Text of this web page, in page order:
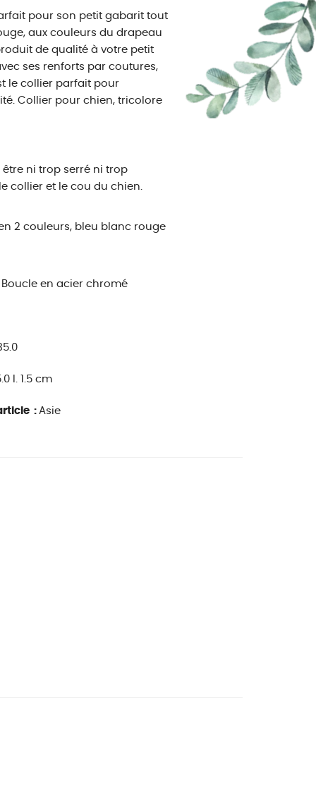
pour son petit gabarit tout
aux couleurs du drapeau
de qualité à votre petit
ses renforts par coutures,
le collier parfait pour
Collier pour chien, tricolore
ni trop serré ni trop
collier et le cou du chien.
en 2 couleurs, bleu blanc rouge
Boucle en acier chromé
l. 1.5 cm
: Asie